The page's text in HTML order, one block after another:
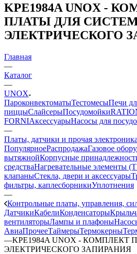
KPE1984A UNOX -
ПЛАТЫ ДЛЯ
ЭЛЕКТРИЧЕСКОГО
Главная
—
Каталог
—
UNOX
ПароконвектоматыТестомесыПечи
пиццыСлайсерыПосудомойки
FORNIАксессуарыНасосы для
—
Платы, датчики и прочая электроника
ПопулярноеРаспродажаГазовое
вытяжнойКорпусные
средстваНагревательные элементы
клапаныСтекла, двери и аксессуары
фильтры, каплесборникиУплотнения
—
Контрольные платы, управления,
ДатчикиКабелиКонденсаторы
вентиляторыЛампы и плафоны
АвиаПрочееТаймерыТермокерны
—KPE1984A UNOX -
ЭЛЕКТРИЧЕСКОГО ЗАПИРАНИЯ